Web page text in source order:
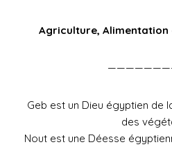
Agriculture, Alimentation
Geb est un Dieu égyptien de
des
Nout est une Déesse